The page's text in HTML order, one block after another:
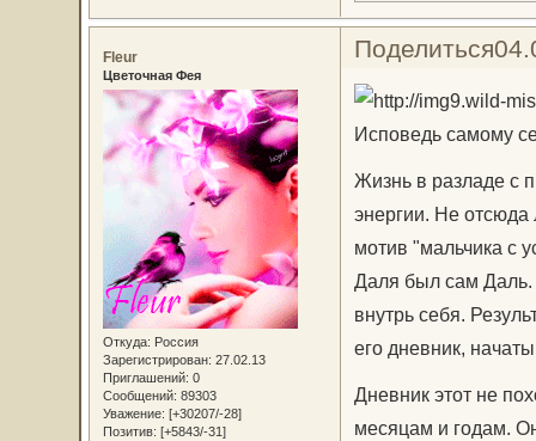
Поделиться
Fleur
Цветочная Фея
Откуда: Россия
Зарегистрирован: 27.02.13
Приглашений: 0
Сообщений: 89303
Уважение: [+30207/-28]
Позитив: [+5843/-31]
Исповедь самому
Жизнь в разладе с
энергии. Не
мотив "мальчика с
Даля был сам Даль.
внутрь себя.
его дневник,
Дневник этот не
месяцам и годам.